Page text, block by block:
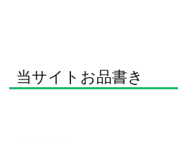
当サイトお品書き